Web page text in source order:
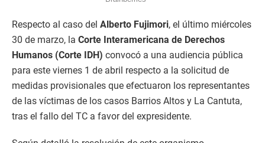
Respecto al caso del Alberto Fujimori, el último miércoles
30 de marzo, la Corte Interamericana de Derechos
Humanos (Corte IDH) convocó a una audiencia pública
para este viernes 1 de abril respecto a la solicitud de
medidas provisionales que efectuaron los representantes
de las víctimas de los casos Barrios Altos y La Cantuta,
tras el fallo del TC a favor del expresidente.